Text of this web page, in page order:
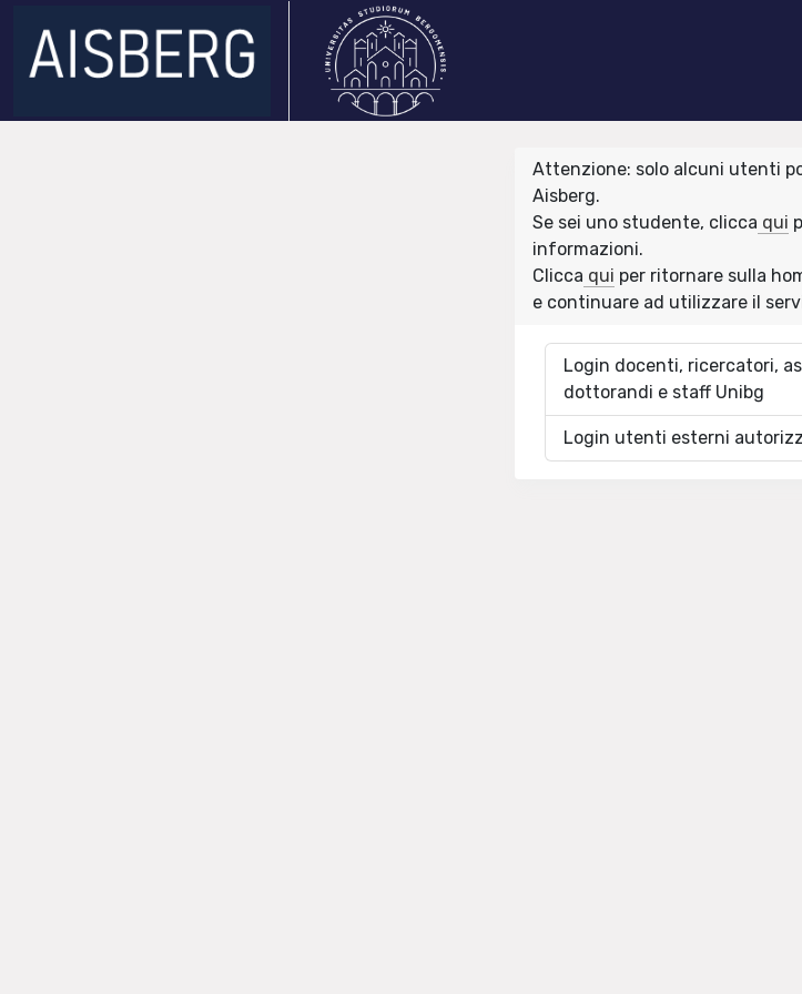
Attenzione: solo alcuni utenti
Aisberg.
Se sei uno studente, clicca qui
informazioni.
Clicca qui per ritornare sulla
e continuare ad utilizzare il
Login docenti, ricercatori,
dottorandi e staff Unibg
Login utenti esterni